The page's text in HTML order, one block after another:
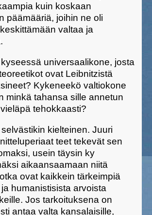
kuin koskaan
päämääriä, joihin ne oli
valtaa ja
universaalikone, josta
ovat Leibnitzistä
Kykeneekö valtiokone
minkä tahansa sille annetun
tehokkaasti?
kielteinen. Juuri
teet tekevät sen
usein täysin ky
aikaansaamaan niitä
ovat kaikkein tärkeimpiä
humanistisista arvoista
Jos tarkoituksena on
antaa valta kansalaisille,